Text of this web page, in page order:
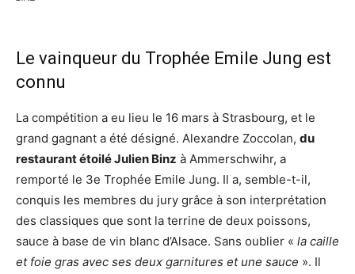
Le vainqueur du Trophée Emile Jung est
connu
La compétition a eu lieu le 16 mars à Strasbourg, et le
grand gagnant a été désigné. Alexandre Zoccolan, du
restaurant étoilé Julien Binz à Ammerschwihr, a
remporté le 3e Trophée Emile Jung. Il a, semble-t-il,
conquis les membres du jury grâce à son interprétation
des classiques que sont la terrine de deux poissons,
sauce à base de vin blanc d’Alsace. Sans oublier « la caille
et foie gras avec ses deux garnitures et une sauce ». Il